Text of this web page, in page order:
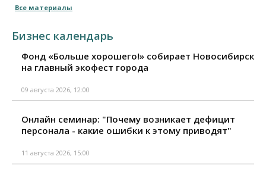
Все материалы
Бизнес календарь
Фонд «Больше хорошего!» собирает Новосибирск
на главный экофест города
09 августа 2026, 12:00
Онлайн семинар: "Почему возникает дефицит
персонала - какие ошибки к этому приводят"
11 августа 2026, 15:00